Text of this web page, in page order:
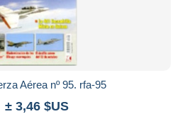
Aérea nº 95. rfa-95
± 3,46 $US